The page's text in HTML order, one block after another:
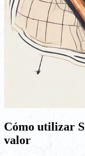
Cómo utilizar
valor